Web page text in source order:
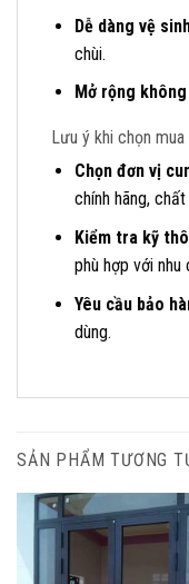
Dễ dàng vệ
chùi.
Mở rộng
Lưu ý khi chọn
Chọn đơn vị
chính hãng,
Kiểm tra kỹ
phù hợp với nhu
Yêu cầu bảo
dùng.
SẢN PHẨM TƯƠNG